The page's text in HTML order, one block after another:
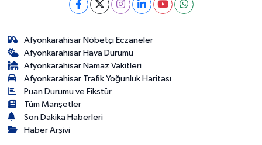
Afyonkarahisar Nöbetçi Eczaneler
Afyonkarahisar Hava Durumu
Afyonkarahisar Namaz Vakitleri
Afyonkarahisar Trafik Yoğunluk Haritası
Puan Durumu ve Fikstür
Tüm Manşetler
Son Dakika Haberleri
Haber Arşivi